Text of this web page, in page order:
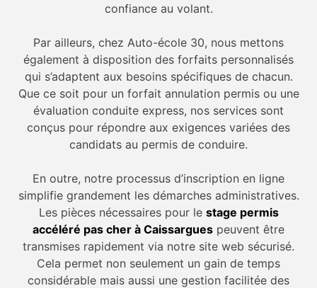
confiance au volant.
Par ailleurs, chez Auto-école 30, nous mettons
également à disposition des forfaits personnalisés
qui s’adaptent aux besoins spécifiques de chacun.
Que ce soit pour un forfait annulation permis ou une
évaluation conduite express, nos services sont
conçus pour répondre aux exigences variées des
candidats au permis de conduire.
En outre, notre processus d’inscription en ligne
simplifie grandement les démarches administratives.
Les pièces nécessaires pour le stage permis
accéléré pas cher à Caissargues peuvent être
transmises rapidement via notre site web sécurisé.
Cela permet non seulement un gain de temps
considérable mais aussi une gestion facilitée des